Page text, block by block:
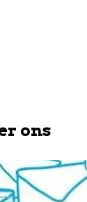
ons